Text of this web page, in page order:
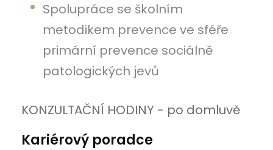
Spolupráce se školním
metodikem prevence ve sféře
primární prevence sociálně
patologických jevů
KONZULTAČNÍ HODINY - po domluvě
Kariérový poradce